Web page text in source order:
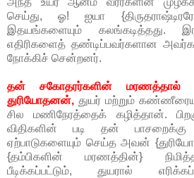
செய்து, ஓ! ஐயா
இதயங்களையும் கலங்கடித்தது.
எதிரிகளைத் தண்டிப்பவர்களான
நோக்கிச் சென்றனர்.
தன் சகோதரர்களின் மரணத்தால்
துரியோதனன், துயர் மற்றும்
சில மணிநேரத்தைக் கழித்தான்.
விதிகளின் படி தன்
ஏற்பாடுகளையும் செய்த அவன்
{தம்பிகளின் மரணத்தின்}
பீடிக்கப்பட்டும், துயரால்